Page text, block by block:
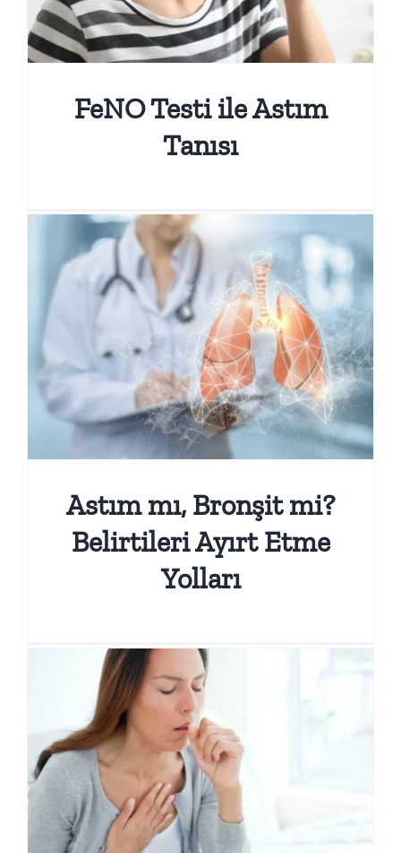
FeNO Testi ile Astım
Tanısı
Astım mı, Bronşit mi?
Belirtileri Ayırt Etme
Yolları